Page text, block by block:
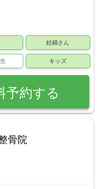
妊婦さん
キッズ
予約する
骨院